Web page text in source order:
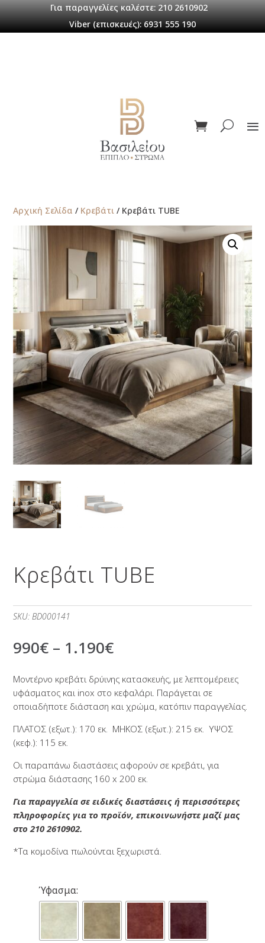
Για παραγγελίες καλέστε: 210 2610902
Viber (επισκευές): 6931 555 190
Αρχική Σελίδα / Κρεβάτι / Κρεβάτι TUBE
Κρεβάτι TUBE
SKU:BD000141
990€ – 1.190€
Μοντέρνο κρεβάτι δρύινης κατασκευής, με λεπτομέρειες
υφάσματος και inox στο κεφαλάρι. Παράγεται σε
οποιαδήποτε διάσταση και χρώμα, κατόπιν παραγγελίας.
ΠΛΑΤΟΣ (εξωτ.): 170 εκ. ΜΗΚΟΣ (εξωτ.): 215 εκ. ΥΨΟΣ
(κεφ.): 115 εκ.
Οι παραπάνω διαστάσεις αφορούν σε κρεβάτι, για
στρώμα διάστασης 160 x 200 εκ.
Για παραγγελία σε ειδικές διαστάσεις ή περισσότερες
πληροφορίες για το προϊόν, επικοινωνήστε μαζί μας
στο 210 2610902.
*Τα κομοδίνα πωλούνται ξεχωριστά.
Ύφασμα: